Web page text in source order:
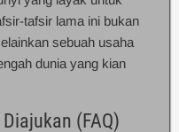
tafsir lama ini bukan
sebuah usaha
dunia yang kian
(FAQ)